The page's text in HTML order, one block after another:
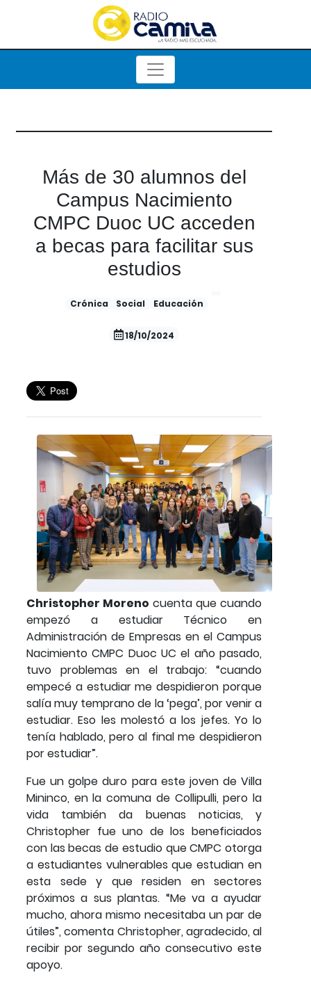
Más de 30 alumnos del
Campus Nacimiento
CMPC Duoc UC acceden
a becas para facilitar sus
estudios
Crónica Social Educación
18/10/2024
Christopher Moreno cuenta que cuando
empezó a estudiar Técnico en
Administración de Empresas en el Campus
Nacimiento CMPC Duoc UC el año pasado,
tuvo problemas en el trabajo: “cuando
empecé a estudiar me despidieron porque
salía muy temprano de la ‘pega’, por venir a
estudiar. Eso les molestó a los jefes. Yo lo
tenía hablado, pero al final me despidieron
por estudiar”.
Fue un golpe duro para este joven de Villa
Mininco, en la comuna de Collipulli, pero la
vida también da buenas noticias, y
Christopher fue uno de los beneficiados
con las becas de estudio que CMPC otorga
a estudiantes vulnerables que estudian en
esta sede y que residen en sectores
próximos a sus plantas. “Me va a ayudar
mucho, ahora mismo necesitaba un par de
útiles”, comenta Christopher, agradecido, al
recibir por segundo año consecutivo este
apoyo.